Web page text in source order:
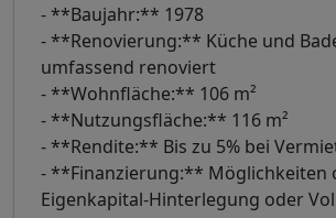
- **Baujahr:** 1978
- **Renovierung:** Küche und
umfassend renoviert
- **Wohnfläche:** 106 m²
- **Nutzungsfläche:** 116 m²
- **Rendite:** Bis zu 5% bei
- **Finanzierung:** Möglichkeiten
Eigenkapital-Hinterlegung oder